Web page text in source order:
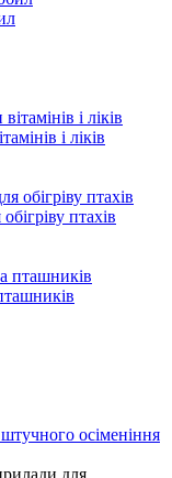
і ліків
птахів
осіменіння